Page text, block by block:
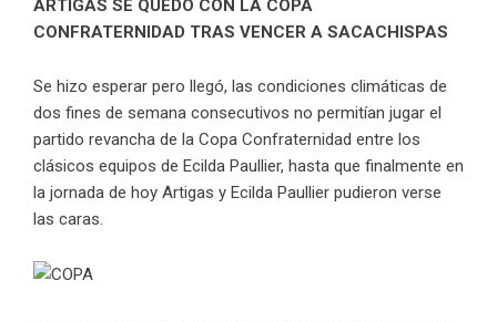
ARTIGAS SE QUEDÓ CON LA COPA
CONFRATERNIDAD TRAS VENCER A SACACHISPAS
Se hizo esperar pero llegó, las condiciones climáticas de
dos fines de semana consecutivos no permitían jugar el
partido revancha de la Copa Confraternidad entre los
clásicos equipos de Ecilda Paullier, hasta que finalmente en
la jornada de hoy Artigas y Ecilda Paullier pudieron verse
las caras.